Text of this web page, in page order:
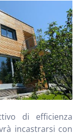
di efficienza
incastrarsi con